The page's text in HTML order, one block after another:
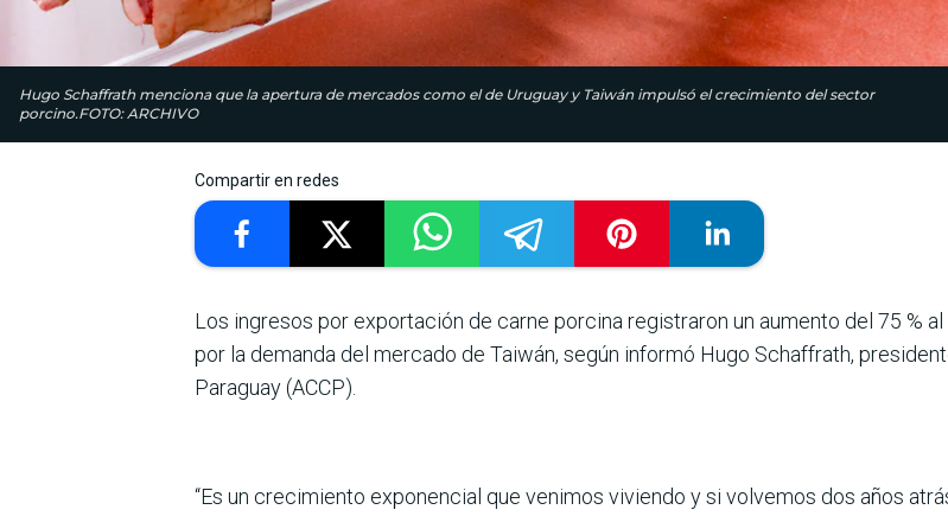
Hugo Schaffrath menciona que la apertura de mercados como el de Uruguay y Taiwán impulsó el crecimiento del sector
porcino.FOTO: ARCHIVO
Compartir en redes
Los ingresos por exporta­ción de carne porcina regis­traron un aumento del 75 %
por la demanda del mercado de Tai­wán, según informó Hugo Schaffrath,
Paraguay (ACCP).
“Es un crecimiento exponen­cial que venimos viviendo y si volvemos dos años